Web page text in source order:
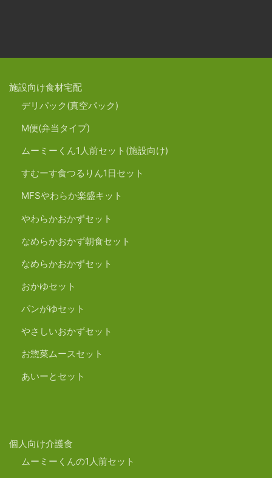
施設向け食材宅配
デリパック(真空パック)
M便(弁当タイプ)
ムーミーくん1人前セット(施設向け)
すむーす食つるりん1日セット
MFSやわらか楽盛キット
やわらかおかずセット
なめらかおかず朝食セット
なめらかおかずセット
おかゆセット
パンがゆセット
やさしいおかずセット
お惣菜ムースセット
あいーとセット
個人向け介護食
ムーミーくんの1人前セット